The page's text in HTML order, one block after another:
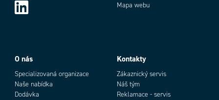
Výška 99,5 mm
Mapa webu
O nás
Specializovaná organizace
Naše nabídka
Dodávka
Kontakty
Zákaznický servis
Náš tým
Reklamace - servis